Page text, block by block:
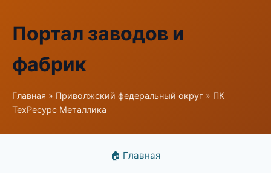
Портал заводов и
фабрик
Главная » Приволжский федеральный округ » ПК
ТехРесурс Металлика
🏠 Главная